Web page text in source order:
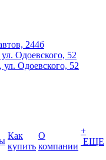
244б
Одоевского, 52
Одоевского, 52
Как
купить
О
компании
+
ЕЩЕ